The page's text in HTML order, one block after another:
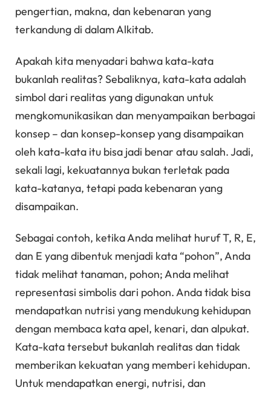
pengertian, makna, dan kebenaran yang
terkandung di dalam Alkitab.
Apakah kita menyadari bahwa kata-kata
bukanlah realitas? Sebaliknya, kata-kata adalah
simbol dari realitas yang digunakan untuk
mengkomunikasikan dan menyampaikan berbagai
konsep – dan konsep-konsep yang disampaikan
oleh kata-kata itu bisa jadi benar atau salah. Jadi,
sekali lagi, kekuatannya bukan terletak pada
kata-katanya, tetapi pada kebenaran yang
disampaikan.
Sebagai contoh, ketika Anda melihat huruf T, R, E,
dan E yang dibentuk menjadi kata “pohon”, Anda
tidak melihat tanaman, pohon; Anda melihat
representasi simbolis dari pohon. Anda tidak bisa
mendapatkan nutrisi yang mendukung kehidupan
dengan membaca kata apel, kenari, dan alpukat.
Kata-kata tersebut bukanlah realitas dan tidak
memberikan kekuatan yang memberi kehidupan.
Untuk mendapatkan energi, nutrisi, dan